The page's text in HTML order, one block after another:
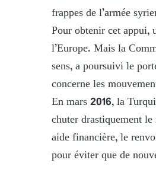
frappes de l’armée
Pour obtenir cet appui,
l’Europe. Mais la
sens, a poursuivi le
concerne les
En mars 2016, la
chuter drastiquement le
aide financière, le
pour éviter que de